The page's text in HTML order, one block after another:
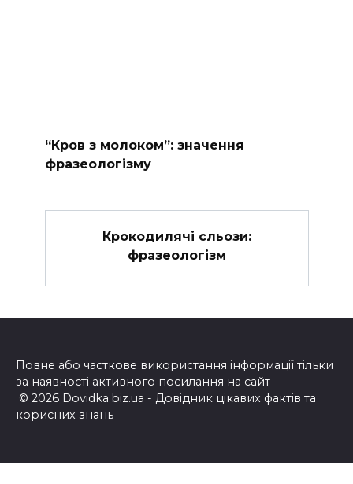
“Кров з молоком”: значення
фразеологізму
Крокодилячі сльози:
фразеологізм
Повне або часткове використання інформації тільки
за наявності активного посилання на сайт
© 2026 Dovidka.biz.ua - Довідник цікавих фактів та
корисних знань